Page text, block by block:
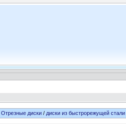
Отрезные диски/ диски из быстрорежущей стали